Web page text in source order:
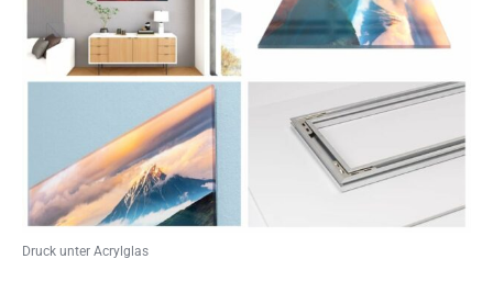
Druck unter Acrylglas